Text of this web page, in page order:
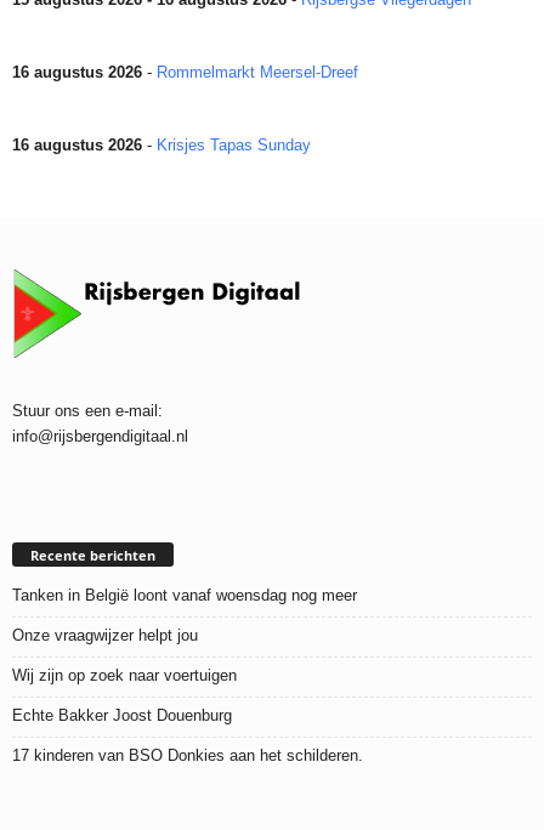
16 augustus 2026 - Rommelmarkt Meersel-Dreef
16 augustus 2026 - Krisjes Tapas Sunday
Stuur ons een e-mail:
info@rijsbergendigitaal.nl
Recente berichten
Tanken in België loont vanaf woensdag nog meer
Onze vraagwijzer helpt jou
Wij zijn op zoek naar voertuigen
Echte Bakker Joost Douenburg
17 kinderen van BSO Donkies aan het schilderen.